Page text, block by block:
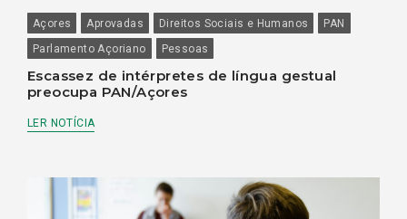
Açores Aprovadas Direitos Sociais e Humanos
PAN
Parlamento Açoriano
Pessoas
Escassez de intérpretes de língua gestual
preocupa PAN/Açores
LER NOTÍCIA